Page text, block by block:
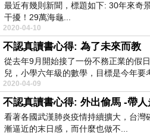
最近有幾則新聞，標題如下: 30年來奇
干擾！29萬海龜...
2020-04-10
不認真讀書心得: 為了未來而教
從去年9月開始接了一份不務正業的假
兒，小學六年級的數學，目標是今年要
2020-04-09
不認真讀書心得: 外出偷馬 -帶
看著各國武漢肺炎疫情持續擴大，台
漸逼近的末日感，而什麼也做不...